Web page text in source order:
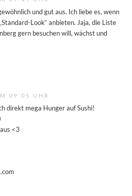
und gut aus. Ich liebe es, wenn
Look“ anbieten. Jaja, die Liste
gern besuchen will, wächst und
09:05 UHR
direkt mega Hunger auf Sushi!
<3